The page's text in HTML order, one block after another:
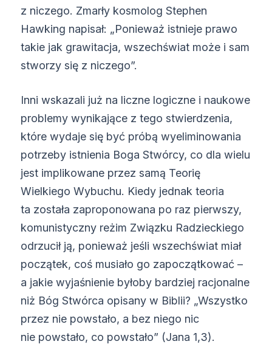
z niczego. Zmarły kosmolog Stephen
Hawking napisał: „Ponieważ istnieje prawo
takie jak grawitacja, wszechświat może i sam
stworzy się z niczego”.
Inni wskazali już na liczne logiczne i naukowe
problemy wynikające z tego stwierdzenia,
które wydaje się być próbą wyeliminowania
potrzeby istnienia Boga Stwórcy, co dla wielu
jest implikowane przez samą Teorię
Wielkiego Wybuchu. Kiedy jednak teoria
ta została zaproponowana po raz pierwszy,
komunistyczny reżim Związku Radzieckiego
odrzucił ją, ponieważ jeśli wszechświat miał
początek, coś musiało go zapoczątkować –
a jakie wyjaśnienie byłoby bardziej racjonalne
niż Bóg Stwórca opisany w Biblii? „Wszystko
przez nie powstało, a bez niego nic
nie powstało, co powstało” (Jana 1,3).